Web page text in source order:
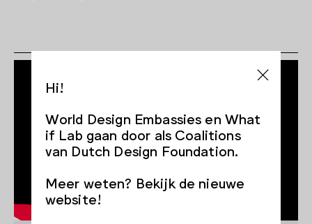
Hi!
World Design Embassies en What
if Lab gaan door als Coalitions
van Dutch Design Foundation.
Meer weten? Bekijk de nieuwe
website!